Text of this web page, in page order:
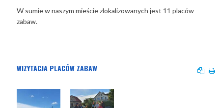
W sumie w naszym mieście zlokalizowanych jest 11 placów
zabaw.
WIZYTACJA PLACÓW ZABAW